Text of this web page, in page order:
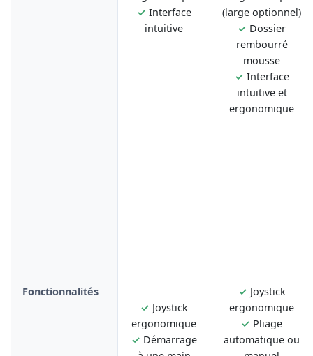
✓ Interface
intuitive
(large optionnel)
✓ Dossier
rembourré
mousse
✓ Interface
intuitive et
ergonomique
Fonctionnalités
✓ Joystick
ergonomique
✓ Démarrage
✓ Joystick
ergonomique
✓ Pliage
automatique ou